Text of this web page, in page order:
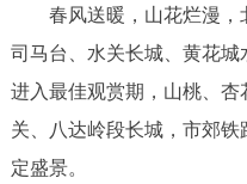
市领导
政策兑现
春风送暖，山花烂漫，
司马台、水关长城、黄花
进入最佳观赏期，山桃、
关、八达岭段长城，市郊
定盛景。